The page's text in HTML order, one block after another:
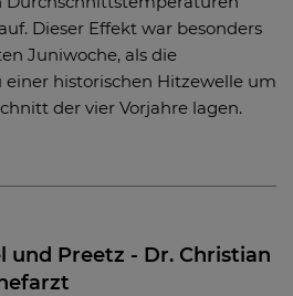
Dieser Effekt war besonders
Juniwoche, als die
einer historischen Hitzewelle um
der vier Vorjahre lagen.
und Preetz - Dr. Christian